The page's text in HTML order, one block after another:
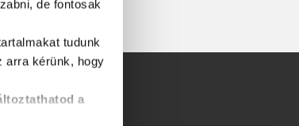
de fontosak
tudunk
arra kérünk, hogy
a